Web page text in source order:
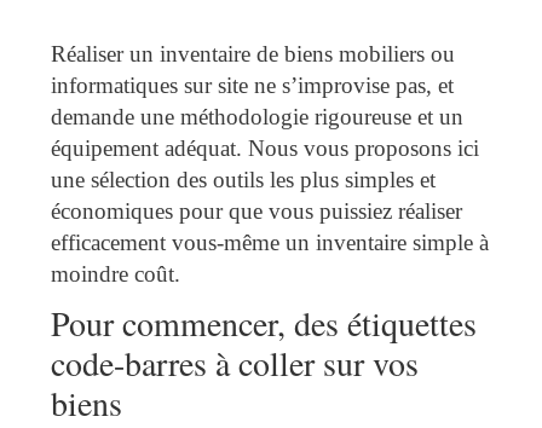
Réaliser un inventaire de biens mobiliers ou
informatiques sur site ne s’improvise pas, et
demande une méthodologie rigoureuse et un
équipement adéquat. Nous vous proposons ici
une sélection des outils les plus simples et
économiques pour que vous puissiez réaliser
efficacement vous-même un inventaire simple à
moindre coût.
Pour commencer, des étiquettes
code-barres à coller sur vos
biens